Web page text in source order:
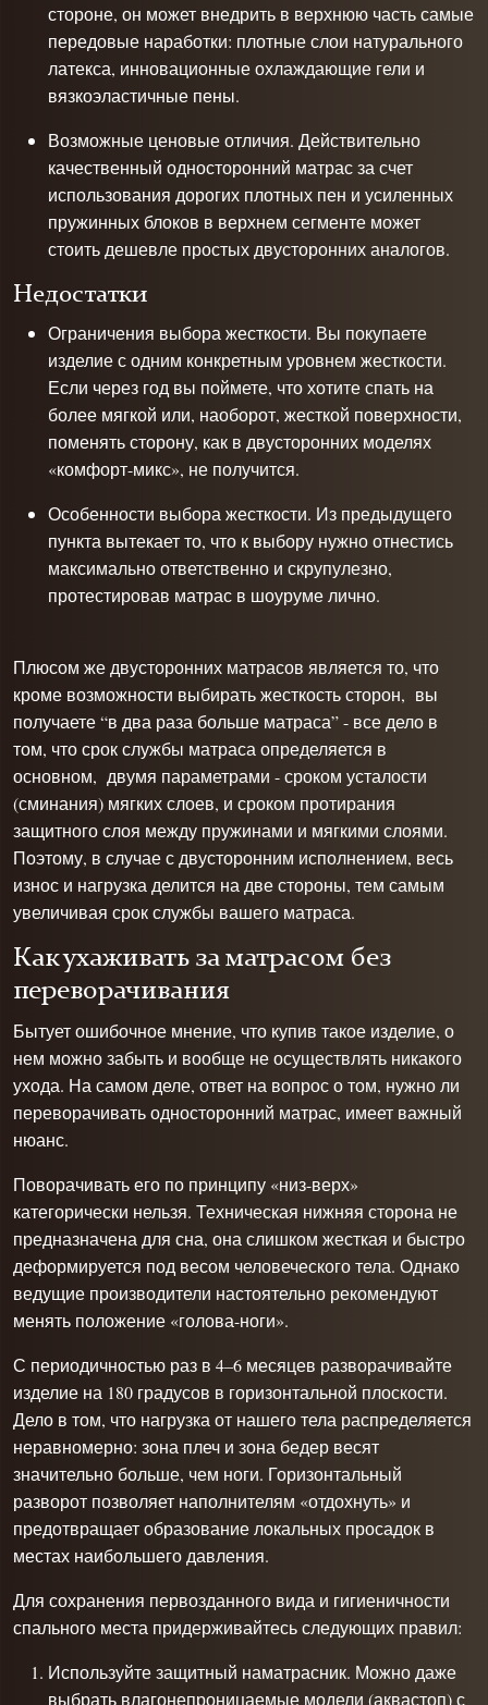
стороне, он может внедрить в верхнюю часть самые
передовые наработки: плотные слои натурального
латекса, инновационные охлаждающие гели и
вязкоэластичные пены.
Возможные ценовые отличия. Действительно
качественный односторонний матрас за счет
использования дорогих плотных пен и усиленных
пружинных блоков в верхнем сегменте может
стоить дешевле простых двусторонних аналогов.
Недостатки
Ограничения выбора жесткости. Вы покупаете
изделие с одним конкретным уровнем жесткости.
Если через год вы поймете, что хотите спать на
более мягкой или, наоборот, жесткой поверхности,
поменять сторону, как в двусторонних моделях
«комфорт-микс», не получится.
Особенности выбора жесткости. Из предыдущего
пункта вытекает то, что к выбору нужно отнестись
максимально ответственно и скрупулезно,
протестировав матрас в шоуруме лично.
Плюсом же двусторонних матрасов является то, что
кроме возможности выбирать жесткость сторон, вы
получаете “в два раза больше матраса” - все дело в
том, что срок службы матраса определяется в
основном, двумя параметрами - сроком усталости
(сминания) мягких слоев, и сроком протирания
защитного слоя между пружинами и мягкими слоями.
Поэтому, в случае с двусторонним исполнением, весь
износ и нагрузка делится на две стороны, тем самым
увеличивая срок службы вашего матраса.
Как ухаживать за матрасом без
переворачивания
Бытует ошибочное мнение, что купив такое изделие, о
нем можно забыть и вообще не осуществлять никакого
ухода. На самом деле, ответ на вопрос о том, нужно ли
переворачивать односторонний матрас, имеет важный
нюанс.
Поворачивать его по принципу «низ-верх»
категорически нельзя. Техническая нижняя сторона не
предназначена для сна, она слишком жесткая и быстро
деформируется под весом человеческого тела. Однако
ведущие производители настоятельно рекомендуют
менять положение «голова-ноги».
С периодичностью раз в 4–6 месяцев разворачивайте
изделие на 180 градусов в горизонтальной плоскости.
Дело в том, что нагрузка от нашего тела распределяется
неравномерно: зона плеч и зона бедер весят
значительно больше, чем ноги. Горизонтальный
разворот позволяет наполнителям «отдохнуть» и
предотвращает образование локальных просадок в
местах наибольшего давления.
Для сохранения первозданного вида и гигиеничности
спального места придерживайтесь следующих правил:
Используйте защитный наматрасник. Можно даже
выбрать влагонепроницаемые модели (аквастоп) с